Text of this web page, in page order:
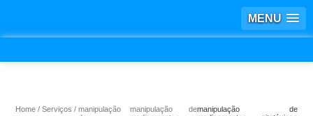
MENU
Home Serviços
manipulação
manipulação demanipulação de